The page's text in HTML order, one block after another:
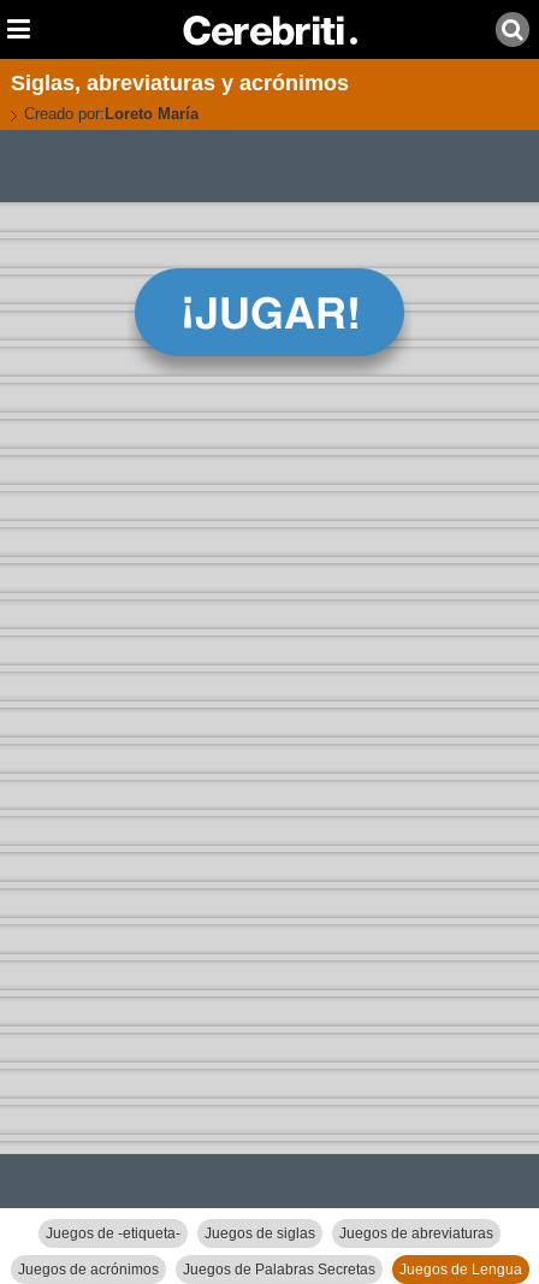
Siglas, abreviaturas y acrónimos
Creado por: Loreto María
Juegos de -etiqueta- Juegos de siglas Juegos de abreviaturas
Juegos de acrónimos Juegos de Palabras Secretas Juegos de Lengua